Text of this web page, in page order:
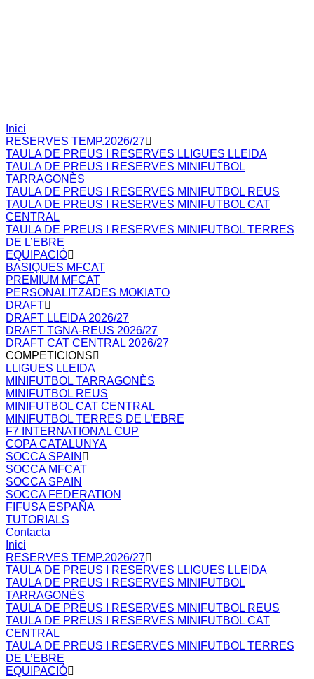
Inici
RESERVES TEMP.2026/27
TAULA DE PREUS I RESERVES LLIGUES LLEIDA
TAULA DE PREUS I RESERVES MINIFUTBOL
TARRAGONÈS
TAULA DE PREUS I RESERVES MINIFUTBOL REUS
TAULA DE PREUS I RESERVES MINIFUTBOL CAT
CENTRAL
TAULA DE PREUS I RESERVES MINIFUTBOL TERRES
DE L’EBRE
EQUIPACIÓ
BASIQUES MFCAT
PREMIUM MFCAT
PERSONALITZADES MOKIATO
DRAFT
DRAFT LLEIDA 2026/27
DRAFT TGNA-REUS 2026/27
DRAFT CAT CENTRAL 2026/27
COMPETICIONS
LLIGUES LLEIDA
MINIFUTBOL TARRAGONÈS
MINIFUTBOL REUS
MINIFUTBOL CAT CENTRAL
MINIFUTBOL TERRES DE L’EBRE
F7 INTERNATIONAL CUP
COPA CATALUNYA
SOCCA SPAIN
SOCCA MFCAT
SOCCA SPAIN
SOCCA FEDERATION
FIFUSA ESPAÑA
TUTORIALS
Contacta
Inici
RESERVES TEMP.2026/27
TAULA DE PREUS I RESERVES LLIGUES LLEIDA
TAULA DE PREUS I RESERVES MINIFUTBOL
TARRAGONÈS
TAULA DE PREUS I RESERVES MINIFUTBOL REUS
TAULA DE PREUS I RESERVES MINIFUTBOL CAT
CENTRAL
TAULA DE PREUS I RESERVES MINIFUTBOL TERRES
DE L’EBRE
EQUIPACIÓ